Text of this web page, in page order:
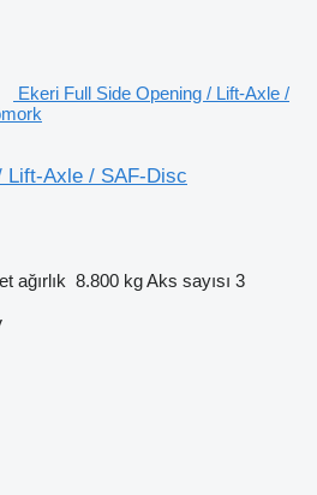
Ekeri Full Side Opening / Lift-Axle /
Lift-Axle / SAF-Disc
ağırlık 8.800 kgAks sayısı 3